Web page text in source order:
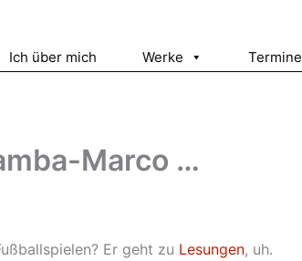
Ich über mich Werke Termine
Marco …
Er geht zu Lesungen, uh.